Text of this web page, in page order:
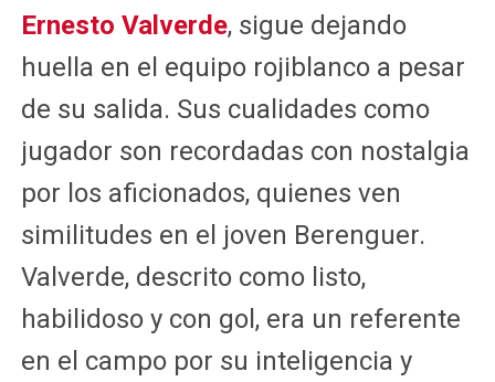
Ernesto Valverde, sigue dejando
huella en el equipo rojiblanco a pesar
de su salida. Sus cualidades como
jugador son recordadas con nostalgia
por los aficionados, quienes ven
similitudes en el joven Berenguer.
Valverde, descrito como listo,
habilidoso y con gol, era un referente
en el campo por su inteligencia y